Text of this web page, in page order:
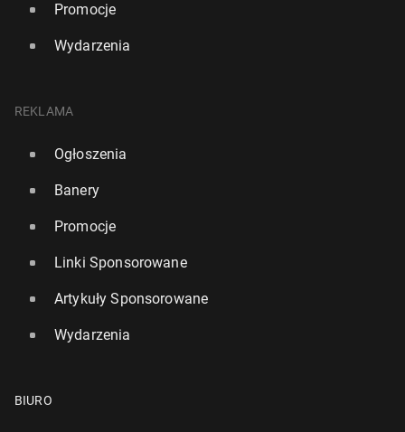
Norris będzie miał swoją figurę w słynnym muzeum
w Lon­dy­nie
Promocje
Wydarzenia
REKLAMA
Ogłoszenia
Banery
Promocje
Linki Sponsorowane
Artykuły Sponsorowane
Wydarzenia
BIURO